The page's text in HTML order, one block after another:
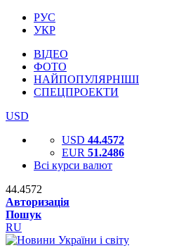
РУС
УКР
ВІДЕО
ФОТО
НАЙПОПУЛЯРНІШІ
СПЕЦПРОЕКТИ
USD
USD 44.4572
EUR 51.2486
Всі курси валют
44.4572
Авторизація
Пошук
RU